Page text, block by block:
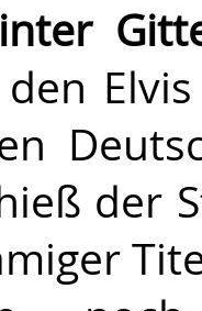
der